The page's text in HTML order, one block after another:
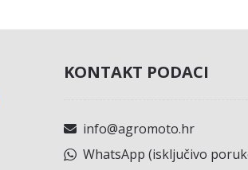
KONTAKT PODACI
info@agromoto.hr
WhatsApp (isključivo